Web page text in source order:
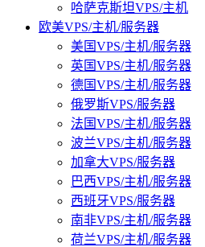
哈萨克斯坦VPS/主机
欧美VPS/主机/服务器
美国VPS/主机/服务器
英国VPS/主机/服务器
德国VPS/主机/服务器
俄罗斯VPS/服务器
法国VPS/主机/服务器
波兰VPS/主机/服务器
加拿大VPS/服务器
巴西VPS/主机/服务器
西班牙VPS/服务器
南非VPS/主机/服务器
荷兰VPS/主机/服务器